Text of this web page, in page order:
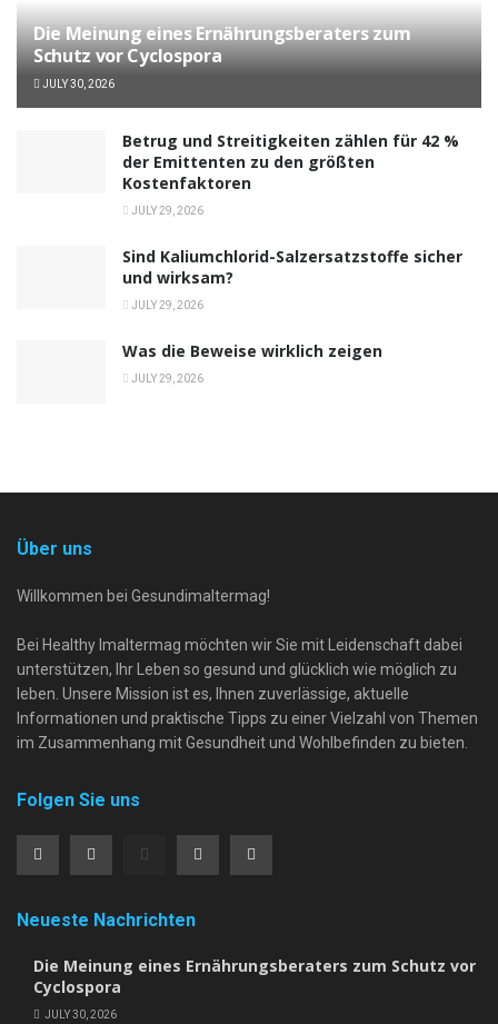
Die Meinung eines Ernährungsberaters zum
Schutz vor Cyclospora
JULY 30, 2026
Betrug und Streitigkeiten zählen für 42 %
der Emittenten zu den größten
Kostenfaktoren
JULY 29, 2026
Sind Kaliumchlorid-Salzersatzstoffe sicher
und wirksam?
JULY 29, 2026
Was die Beweise wirklich zeigen
JULY 29, 2026
Über uns
Willkommen bei Gesundimaltermag!
Bei Healthy Imaltermag möchten wir Sie mit Leidenschaft dabei
unterstützen, Ihr Leben so gesund und glücklich wie möglich zu
leben. Unsere Mission ist es, Ihnen zuverlässige, aktuelle
Informationen und praktische Tipps zu einer Vielzahl von Themen
im Zusammenhang mit Gesundheit und Wohlbefinden zu bieten.
Folgen Sie uns
Neueste Nachrichten
Die Meinung eines Ernährungsberaters zum Schutz vor
Cyclospora
JULY 30, 2026